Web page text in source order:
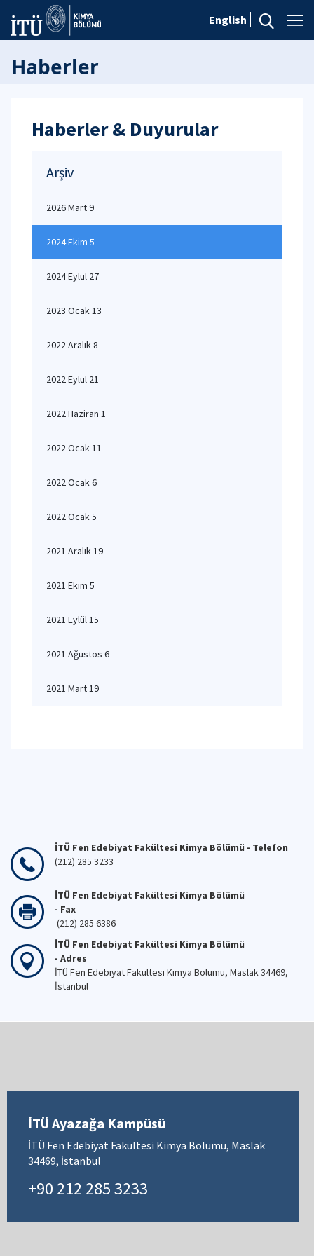
English
Haberler
Haberler & Duyurular
Arşiv
2026 Mart 9
2024 Ekim 5
2024 Eylül 27
2023 Ocak 13
2022 Aralık 8
2022 Eylül 21
2022 Haziran 1
2022 Ocak 11
2022 Ocak 6
2022 Ocak 5
2021 Aralık 19
2021 Ekim 5
2021 Eylül 15
2021 Ağustos 6
2021 Mart 19
İTÜ Fen Edebiyat Fakültesi Kimya Bölümü - Telefon
(212) 285 3233
İTÜ Fen Edebiyat Fakültesi Kimya Bölümü
- Fax
(212) 285 6386
İTÜ Fen Edebiyat Fakültesi Kimya Bölümü
- Adres
İTÜ Fen Edebiyat Fakültesi Kimya Bölümü, Maslak 34469,
İstanbul
İTÜ Ayazağa Kampüsü
İTÜ Fen Edebiyat Fakültesi Kimya Bölümü, Maslak
34469, İstanbul
+90 212 285 3233